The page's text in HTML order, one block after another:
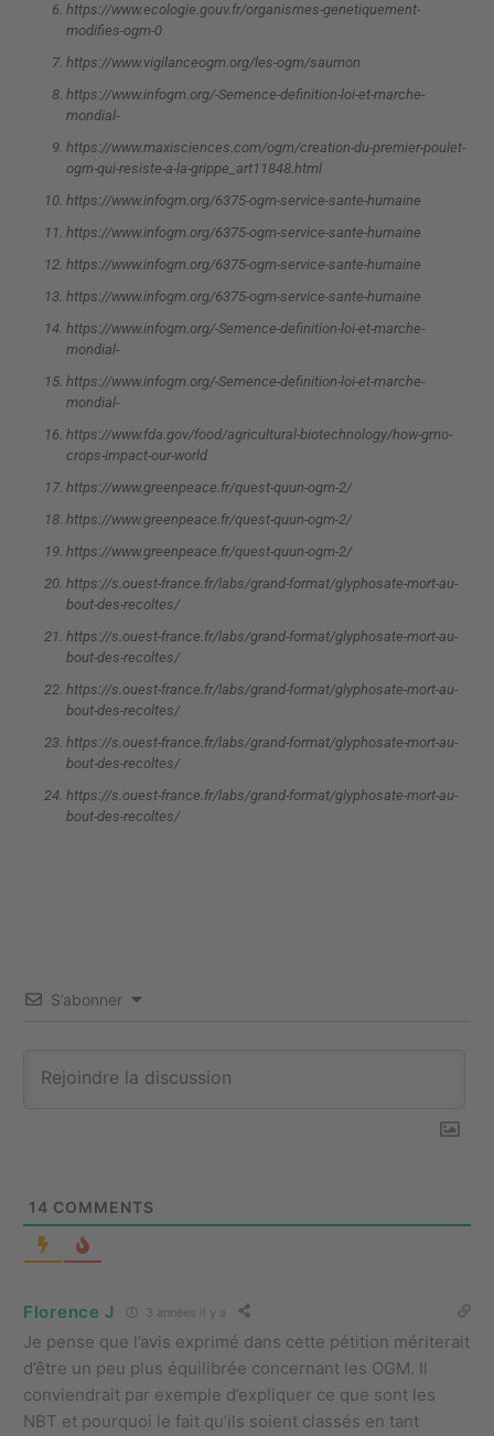
https://www.ecologie.gouv.fr/organismes-genetiquement-
modifies-ogm-0
https://www.vigilanceogm.org/les-ogm/saumon
https://www.infogm.org/-Semence-definition-loi-et-marche-
mondial-
https://www.maxisciences.com/ogm/creation-du-premier-poulet-
ogm-qui-resiste-a-la-grippe_art11848.html
https://www.infogm.org/6375-ogm-service-sante-humaine
https://www.infogm.org/6375-ogm-service-sante-humaine
https://www.infogm.org/6375-ogm-service-sante-humaine
https://www.infogm.org/6375-ogm-service-sante-humaine
https://www.infogm.org/-Semence-definition-loi-et-marche-
mondial-
https://www.infogm.org/-Semence-definition-loi-et-marche-
mondial-
https://www.fda.gov/food/agricultural-biotechnology/how-gmo-
crops-impact-our-world
https://www.greenpeace.fr/quest-quun-ogm-2/
https://www.greenpeace.fr/quest-quun-ogm-2/
https://www.greenpeace.fr/quest-quun-ogm-2/
https://s.ouest-france.fr/labs/grand-format/glyphosate-mort-au-
bout-des-recoltes/
https://s.ouest-france.fr/labs/grand-format/glyphosate-mort-au-
bout-des-recoltes/
https://s.ouest-france.fr/labs/grand-format/glyphosate-mort-au-
bout-des-recoltes/
https://s.ouest-france.fr/labs/grand-format/glyphosate-mort-au-
bout-des-recoltes/
https://s.ouest-france.fr/labs/grand-format/glyphosate-mort-au-
bout-des-recoltes/
S’abonner
14 COMMENTS
Florence J 3 années il y a
Je pense que l’avis exprimé dans cette pétition mériterait
d’être un peu plus équilibrée concernant les OGM. Il
conviendrait par exemple d’expliquer ce que sont les
NBT et pourquoi le fait qu’ils soient classés en tant